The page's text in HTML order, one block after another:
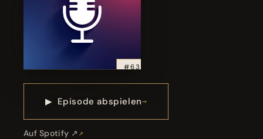
#63
▶ Episode abspielen
Auf Spotify ↗